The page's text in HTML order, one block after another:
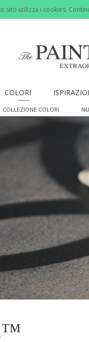
utilizza i cookies.
COLORI
COLLEZIONE COLORI